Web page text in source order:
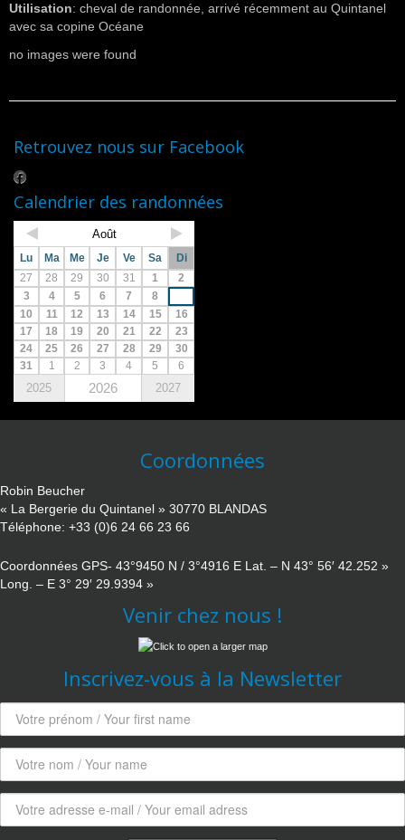
Utilisation: cheval de randonnée, arrivé récemment au Quintanel
avec sa copine Océane
no images were found
Retrouvez nous sur Facebook
Calendrier des randonnées
Août
Lu Ma Me Je Ve Sa
Di
27
28 29 30 31 1
2
3
4 5 6 7 8
10
11 12 13 14 15
16
17
18 19 20 21 22
23
24
25 26 27 28 29
30
31
1 2 3 4 5 6
2025 2026 2027
Coordonnées
Robin Beucher
« La Bergerie du Quintanel » 30770 BLANDAS
Téléphone: +33 (0)6 24 66 23 66
Coordonnées GPS- 43°9450 N / 3°4916 E Lat. – N 43° 56′ 42.252 »
Long. – E 3° 29′ 29.9394 »
Venir chez nous !
Inscrivez-vous à la Newsletter